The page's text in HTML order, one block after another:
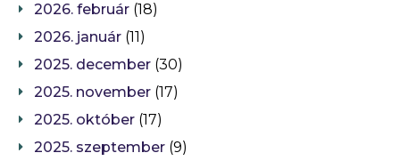
2026. február (18)
2026. január (11)
2025. december (30)
2025. november (17)
2025. október (17)
2025. szeptember (9)